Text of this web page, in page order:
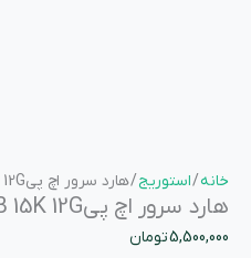
خانه/استوریج/ هارد سرور اچ پیHDD HPE 600GB 15K 12G
هارد سرور اچ پیHDD HPE 600GB 15K 12G
5,500,000تومان